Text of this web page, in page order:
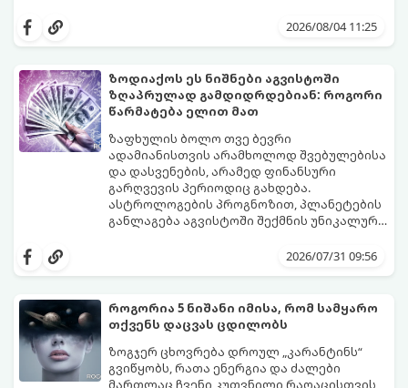
ყველაზე ბედნიერი თვე აღმოჩნდება.
2026/08/04 11:25
ზოდიაქოს ეს ნიშნები აგვისტოში
ზღაპრულად გამდიდრდებიან: როგორი
წარმატება ელით მათ
ზაფხულის ბოლო თვე ბევრი
ადამიანისთვის არამხოლოდ შვებულებისა
და დასვენების, არამედ ფინანსური
გარღვევის პერიოდიც გახდება.
ასტროლოგების პროგნოზით, პლანეტების
განლაგება აგვისტოში შექმნის უნიკალურ
ზოდიაქოს 4 ნიშანს ფინანსური წარმატების
შორის, ვისაც აგვისტოში ფინანსური
2026/07/31 09:56
როგორია 5 ნიშანი იმისა, რომ სამყარო
თქვენს დაცვას ცდილობს
ზოგჯერ ცხოვრება დროულ „კარანტინს“
გვიწყობს, რათა ენერგია და ძალები
მართლაც ჩვენი კუთვნილი რაღაცისთვის